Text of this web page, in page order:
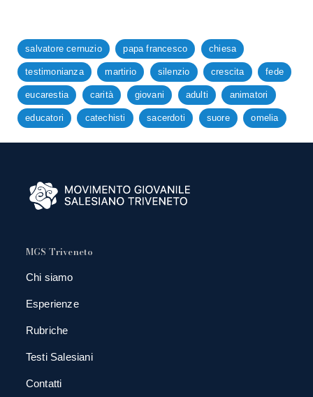
salvatore cernuzio papa francesco chiesa
testimonianza martirio silenzio crescita fede
eucarestia carità giovani adulti animatori
educatori catechisti sacerdoti suore omelia
MGS Triveneto
Chi siamo
Esperienze
Rubriche
Testi Salesiani
Contatti